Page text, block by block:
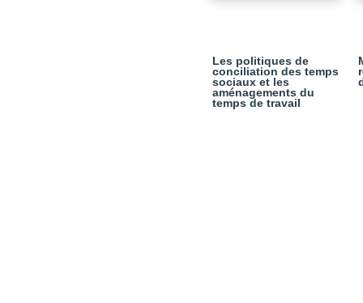
Les politiques de
conciliation des temps
sociaux et les
aménagements du
temps de travail